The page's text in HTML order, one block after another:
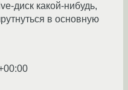
диск какой-нибудь,
в основную